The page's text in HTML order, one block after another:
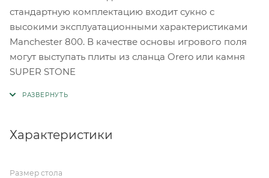
стандартную комплектацию входит сукно с
высокими эксплуатационными характеристиками
Manchester 800. В качестве основы игрового поля
могут выступать плиты из сланца Orero или камня
SUPER STONE
Характеристики
Размер стола